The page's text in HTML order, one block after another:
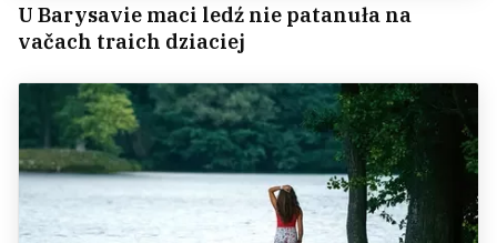
U Barysavie maci ledź nie patanuła na
vačach traich dziaciej